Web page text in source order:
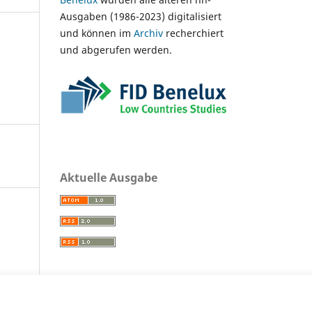
Ausgaben (1986-2023) digitalisiert
und können im Archiv recherchiert
und abgerufen werden.
Aktuelle Ausgabe